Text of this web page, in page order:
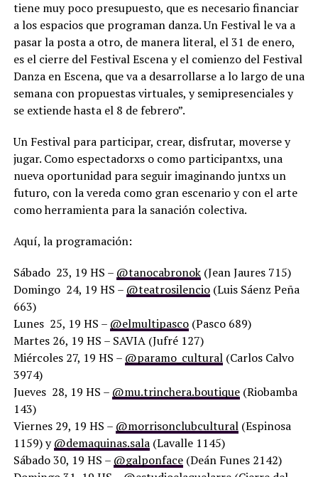
tiene muy poco presupuesto, que es necesario financiar
a los espacios que programan danza. Un Festival le va a
pasar la posta a otro, de manera literal, el 31 de enero,
es el cierre del Festival Escena y el comienzo del Festival
Danza en Escena, que va a desarrollarse a lo largo de una
semana con propuestas virtuales, y semipresenciales y
se extiende hasta el 8 de febrero”.
Un Festival para participar, crear, disfrutar, moverse y
jugar. Como espectadorxs o como participantxs, una
nueva oportunidad para seguir imaginando juntxs un
futuro, con la vereda como gran escenario y con el arte
como herramienta para la sanación colectiva.
Aquí, la programación:
Sábado 23, 19 HS – @tanocabronok(Jean Jaures 715)
Domingo 24, 19 HS – @teatrosilencio(Luis Sáenz Peña
663)
Lunes 25, 19 HS – @elmultipasco(Pasco 689)
Martes 26, 19 HS – SAVIA (Jufré 127)
Miércoles 27, 19 HS – @paramo_cultural(Carlos Calvo
3974)
Jueves 28, 19 HS – @mu.trinchera.boutique(Riobamba
143)
Viernes 29, 19 HS – @morrisonclubcultural(Espinosa
1159) y@demaquinas.sala(Lavalle 1145)
Sábado 30, 19 HS – @galponface(Deán Funes 2142)